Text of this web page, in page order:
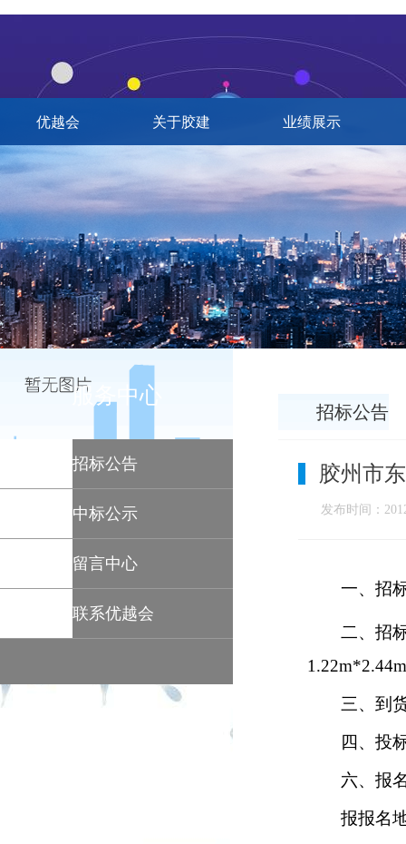
优越会 关于胶建 业绩展示
服务中心
招标公告
中标公示
留言中心
联系优越会
招标公告
胶州市
发布时间：
一、招
二、招
三、到
四、投
六、报
报报名